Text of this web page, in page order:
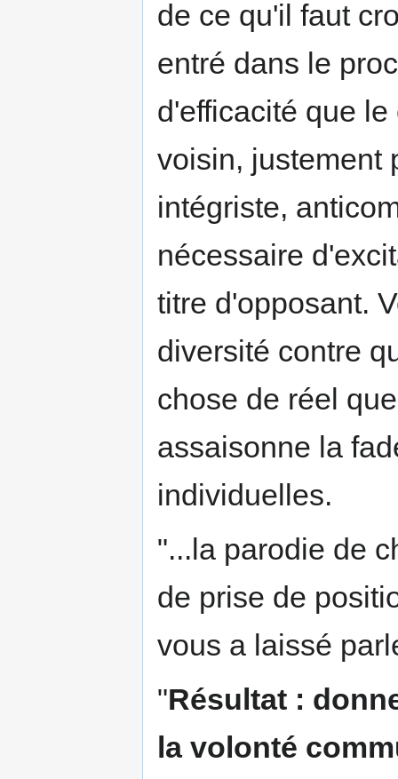
de ce qu'il faut
entré dans le
d'efficacité que
voisin, justement
intégriste,
nécessaire
titre d'opposant.
diversité contre
chose de réel
assaisonne la
individuelles.
"...la parodie de
de prise de
vous a laissé
"Résultat :
la volonté